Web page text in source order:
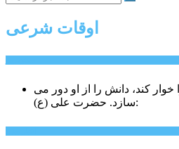
اوقات شرعی
خوار كند، دانش را از او دور می
سازد.حضرت علی (ع):